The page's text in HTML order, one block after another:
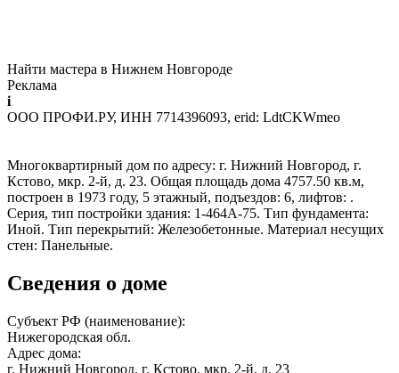
Найти мастера в Нижнем Новгороде
Реклама
i
ООО ПРОФИ.РУ, ИНН 7714396093, erid: LdtCKWmeo
Многоквартирный дом по адресу: г. Нижний Новгород, г.
Кстово, мкр. 2-й, д. 23. Общая площадь дома 4757.50 кв.м,
построен в 1973 году, 5 этажный, подъездов: 6, лифтов: .
Серия, тип постройки здания: 1-464А-75. Тип фундамента:
Иной. Тип перекрытий: Железобетонные. Материал несущих
стен: Панельные.
Сведения о доме
Субъект РФ (наименование):
Нижегородская обл.
Адрес дома:
г. Нижний Новгород, г. Кстово, мкр. 2-й, д. 23